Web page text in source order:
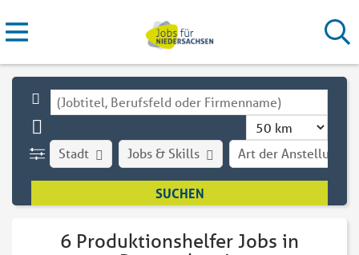
Stadt Art der Anstellung
Jobs & Skills
6 Produktionshelfer Jobs in